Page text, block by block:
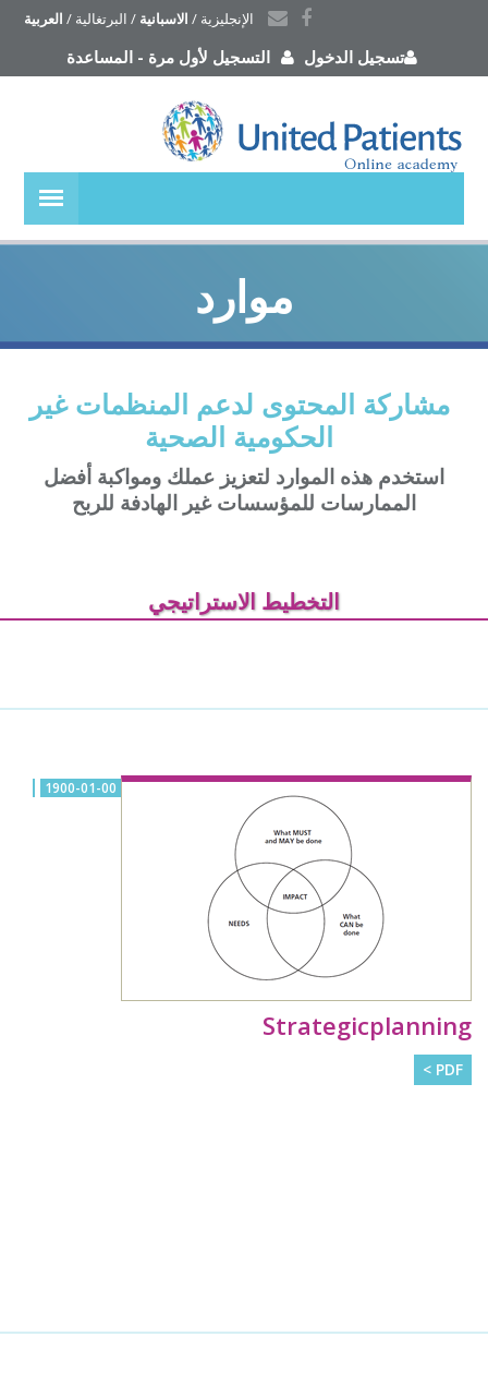
الإنجليزية / الاسبانية / البرتغالية / العربية
تسجيل الدخول التسجيل لأول مرة -المساعدة
موارد
مشاركة المحتوى لدعم المنظمات غير
الحكومية الصحية
استخدم هذه الموارد لتعزيز عملك ومواكبة أفضل
الممارسات للمؤسسات غير الهادفة للربح
التخطيط الاستراتيجي
1900-01-00
Strategicplanning
PDF >